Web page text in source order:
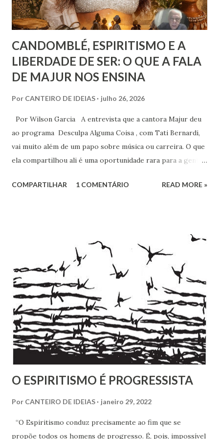
CANDOMBLÉ, ESPIRITISMO E A
LIBERDADE DE SER: O QUE A FALA
DE MAJUR NOS ENSINA
Por CANTEIRO DE IDEIAS julho 26, 2026
Por Wilson Garcia A entrevista que a cantora Majur deu
ao programa Desculpa Alguma Coisa , com Tati Bernardi,
vai muito além de um papo sobre música ou carreira. O que
ela compartilhou ali é uma oportunidade rara para a gente
identidade espiritual, pertencimento e intolerância
Ao dizer que deixar o ambiente evangélico não significou
abandonar Deus, mas sim se libertar de uma prisão, ela
expõe algo que muita gente vive: a busca por uma
espiritualidade que faça sentido com quem a gente
realmente é.
COMPARTILHAR 1 COMENTÁRIO READ MORE »
O ESPIRITISMO É PROGRESSISTA
Por CANTEIRO DE IDEIAS janeiro 29, 2022
“O Espiritismo conduz precisamente ao fim que se
propõe todos os homens de progresso. É, pois, impossível